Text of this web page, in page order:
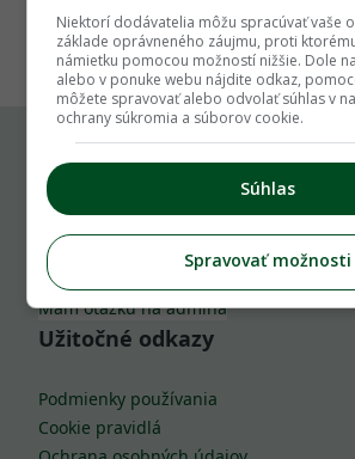
1
Komu môžeš napísať
info@zahrada.sk
Nahlás chybu
Mám otázku na admina
Užitočné odkazy
Podmienky používania
Cookie pravidlá
Niektorí dodávatelia môžu spracúvať vaše
základe oprávneného záujmu, proti
námietku pomocou možností nižšie. Dole
alebo v ponuke webu nájdite odkaz,
môžete spravovať alebo odvolať súhlas v
ochrany súkromia a súborov cookie.
Súhlas
Spravovať možnosti